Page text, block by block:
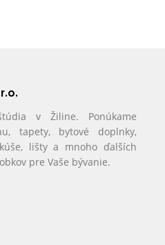
v Žiline. Ponúkame
tapety, bytové doplnky,
lišty a mnoho ďalších
pre Vaše bývanie.